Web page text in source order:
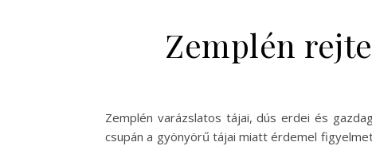
Zemplén
Zemplén varázslatos tájai, dús erdei és
csupán a gyönyörű tájai miatt érdemel